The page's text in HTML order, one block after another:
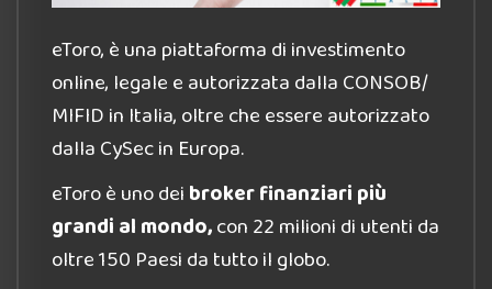
eToro, è una piattaforma di investimento
online, legale e autorizzata dalla CONSOB/
MIFID in Italia, oltre che essere autorizzato
dalla CySec in Europa.
eToro è uno dei broker finanziari più
grandi al mondo,con 22 milioni di utenti da
oltre 150 Paesi da tutto il globo.